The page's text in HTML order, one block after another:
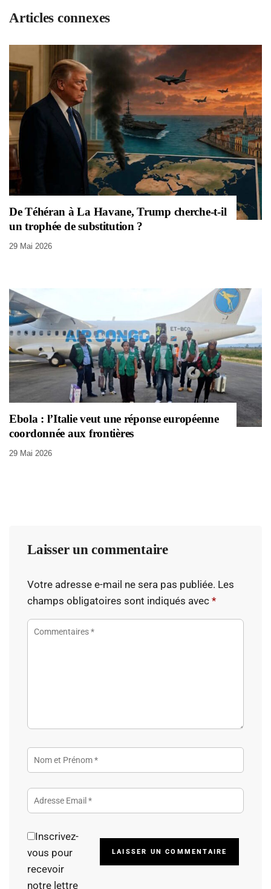
Articles connexes
De Téhéran à La Havane, Trump cherche-t-il
un trophée de substitution ?
29 Mai 2026
Ebola : l’Italie veut une réponse européenne
coordonnée aux frontières
29 Mai 2026
Laisser un commentaire
Votre adresse e-mail ne sera pas publiée. Les
champs obligatoires sont indiqués avec *
Inscrivez-
vous pour
recevoir
notre lettre